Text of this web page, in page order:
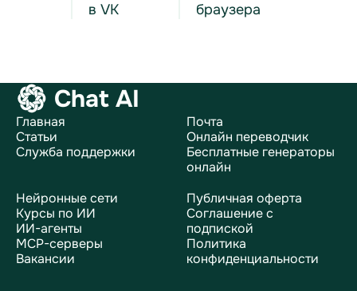
в VK
браузера
Chat AI
Главная
Статьи
Служба поддержки
Почта
Онлайн переводчик
Бесплатные генераторы
онлайн
Нейронные сети
Курсы по ИИ
ИИ-агенты
MCP-серверы
Вакансии
Публичная оферта
Соглашение с
подпиской
Политика
конфиденциальности